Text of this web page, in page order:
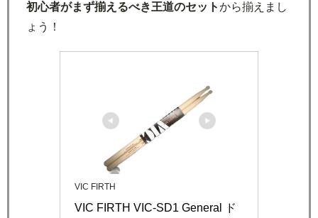
初心者がまず揃えるべき王道のセットから揃えまし
ょう！
VIC FIRTH
VIC FIRTH VIC-SD1 General ド